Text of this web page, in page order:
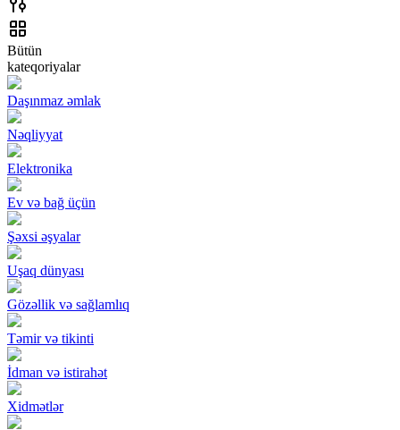
Bütün
kateqoriyalar
Daşınmaz əmlak
Nəqliyyat
Elektronika
Ev və bağ üçün
Şəxsi əşyalar
Uşaq dünyası
Gözəllik və sağlamlıq
Təmir və tikinti
İdman və istirahət
Xidmətlər